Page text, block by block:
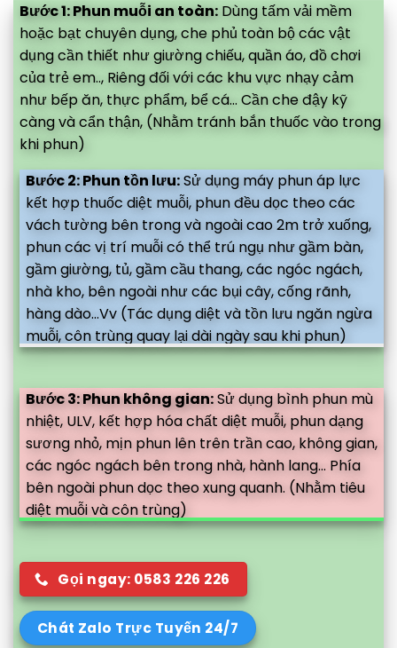
Bước 1: Phun muỗi an toàn: Dùng tấm vải mềm
hoặc bạt chuyên dụng, che phủ toàn bộ các vật
dụng cần thiết như giường chiếu, quần áo, đồ chơi
của trẻ em.., Riêng đối với các khu vực nhạy cảm
như bếp ăn, thực phẩm, bể cá... Cần che đậy kỹ
càng và cẩn thận, (Nhằm tránh bắn thuốc vào trong
khi phun)
Bước 2: Phun tồn lưu:Sử dụng máy phun áp lực
kết hợp thuốc diệt muỗi, phun đều dọc theo các
vách tường bên trong và ngoài cao 2m trở xuống,
phun các vị trí muỗi có thể trú ngụ như gầm bàn,
gầm giường, tủ, gầm cầu thang, các ngóc ngách,
nhà kho, bên ngoài như các bụi cây, cống rãnh,
hàng dào...Vv (Tác dụng diệt và tồn lưu ngăn ngừa
muỗi, côn trùng quay lại dài ngày sau khi phun)
Bước 3: Phun không gian:Sử dụng bình phun mù
nhiệt, ULV, kết hợp hóa chất diệt muỗi, phun dạng
sương nhỏ, mịn phun lên trên trần cao, không gian,
các ngóc ngách bên trong nhà, hành lang... Phía
bên ngoài phun dọc theo xung quanh. (Nhằm tiêu
diệt muỗi và côn trùng)
Gọi ngay: 0583 226 226
Chát Zalo Trực Tuyến 24/7